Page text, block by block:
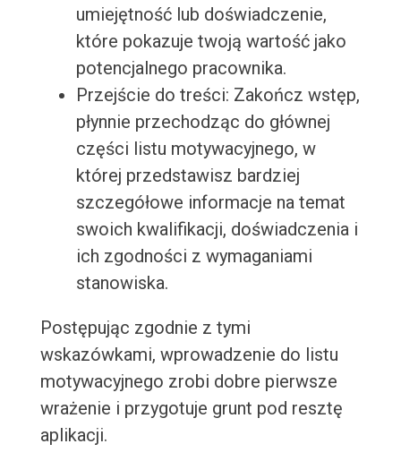
umiejętność lub doświadczenie,
które pokazuje twoją wartość jako
potencjalnego pracownika.
Przejście do treści: Zakończ wstęp,
płynnie przechodząc do głównej
części listu motywacyjnego, w
której przedstawisz bardziej
szczegółowe informacje na temat
swoich kwalifikacji, doświadczenia i
ich zgodności z wymaganiami
stanowiska.
Postępując zgodnie z tymi
wskazówkami, wprowadzenie do listu
motywacyjnego zrobi dobre pierwsze
wrażenie i przygotuje grunt pod resztę
aplikacji.